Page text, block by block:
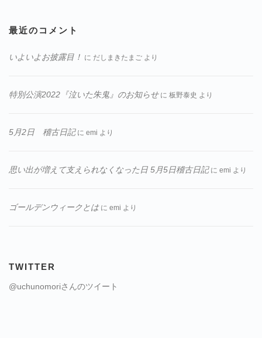
最近のコメント
いよいよお披露目！ に だしまきたまご より
特別公演2022『泣いた朱鬼』のお知らせに 板野泰史 より
5月2日 稽古日記に emi より
思い出が増えて支えられなくなった日 5月5日稽古日記に emi より
ゴールデンウィークとはに emi より
TWITTER
@uchunomoriさんのツイート